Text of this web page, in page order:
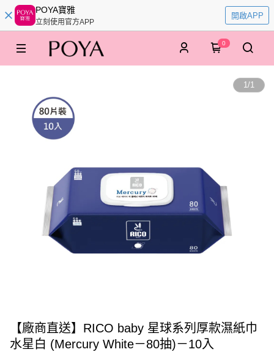
POYA寶雅
立刻使用官方APP
開啟APP
0
1/1
【廠商直送】RICO baby 星球系列厚款濕紙巾
水星白 (Mercury White－80抽)－10入